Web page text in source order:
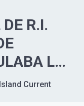
R.I.
LA
Current